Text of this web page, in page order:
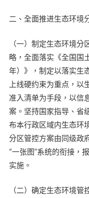
二、全面推进生态环境
（一）制定生态环境
略，全面落实《全国
年）》，制定以落实生
上线硬约束为重点，以
准入清单为手段，以信
案。坚持国家指导、省
布本行政区域内生态环
分区管控方案由同级政
“一张图”系统的衔接，
实施。
（二）确定生态环境